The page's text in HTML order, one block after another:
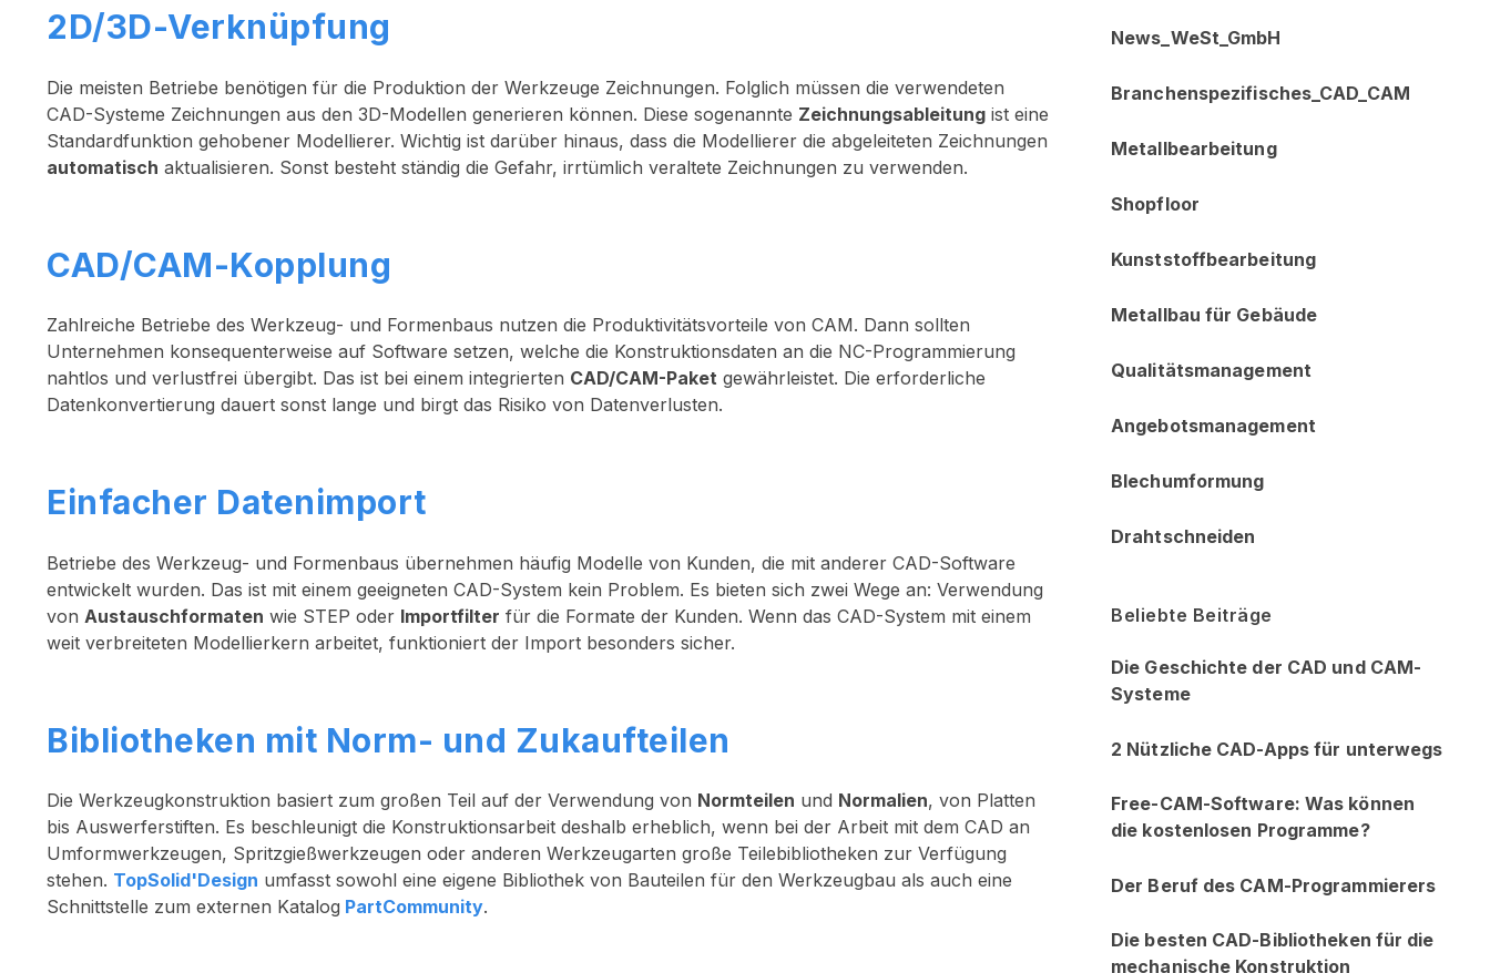
2D/3D-Verknüpfung
Die meisten Betriebe benötigen für die Produktion der Werkzeuge Zeichnungen. Folglich müssen die verwendeten
CAD-Systeme Zeichnungen aus den 3D-Modellen generieren können. Diese sogenannte Zeichnungsableitung ist eine
Standardfunktion gehobener Modellierer. Wichtig ist darüber hinaus, dass die Modellierer die abgeleiteten Zeichnungen
automatisch aktualisieren. Sonst besteht ständig die Gefahr, irrtümlich veraltete Zeichnungen zu verwenden.
CAD/CAM-Kopplung
Zahlreiche Betriebe des Werkzeug- und Formenbaus nutzen die Produktivitätsvorteile von CAM. Dann sollten
Unternehmen konsequenterweise auf Software setzen, welche die Konstruktionsdaten an die NC-Programmierung
nahtlos und verlustfrei übergibt. Das ist bei einem integrierten CAD/CAM-Paket gewährleistet. Die erforderliche
Datenkonvertierung dauert sonst lange und birgt das Risiko von Datenverlusten.
Einfacher Datenimport
Betriebe des Werkzeug- und Formenbaus übernehmen häufig Modelle von Kunden, die mit anderer CAD-Software
entwickelt wurden. Das ist mit einem geeigneten CAD-System kein Problem. Es bieten sich zwei Wege an: Verwendung
von Austauschformaten wie STEP oder Importfilter für die Formate der Kunden. Wenn das CAD-System mit einem
weit verbreiteten Modellierkern arbeitet, funktioniert der Import besonders sicher.
Bibliotheken mit Norm- und Zukaufteilen
Die Werkzeugkonstruktion basiert zum großen Teil auf der Verwendung von Normteilen und Normalien, von Platten
bis Auswerferstiften. Es beschleunigt die Konstruktionsarbeit deshalb erheblich, wenn bei der Arbeit mit dem CAD an
Umformwerkzeugen, Spritzgießwerkzeugen oder anderen Werkzeugarten große Teilebibliotheken zur Verfügung
stehen. TopSolid'Design umfasst sowohl eine eigene Bibliothek von Bauteilen für den Werkzeugbau als auch eine
Schnittstelle zum externen Katalog PartCommunity.
News_WeSt_GmbH
Branchenspezifisches_CAD_CAM
Metallbearbeitung
Shopfloor
Kunststoffbearbeitung
Metallbau für Gebäude
Qualitätsmanagement
Angebotsmanagement
Blechumformung
Drahtschneiden
Beliebte Beiträge
Die Geschichte der CAD und CAM-
Systeme
2 Nützliche CAD-Apps für unterwegs
Free-CAM-Software: Was können
die kostenlosen Programme?
Der Beruf des CAM-Programmierers
Die besten CAD-Bibliotheken für die
mechanische Konstruktion